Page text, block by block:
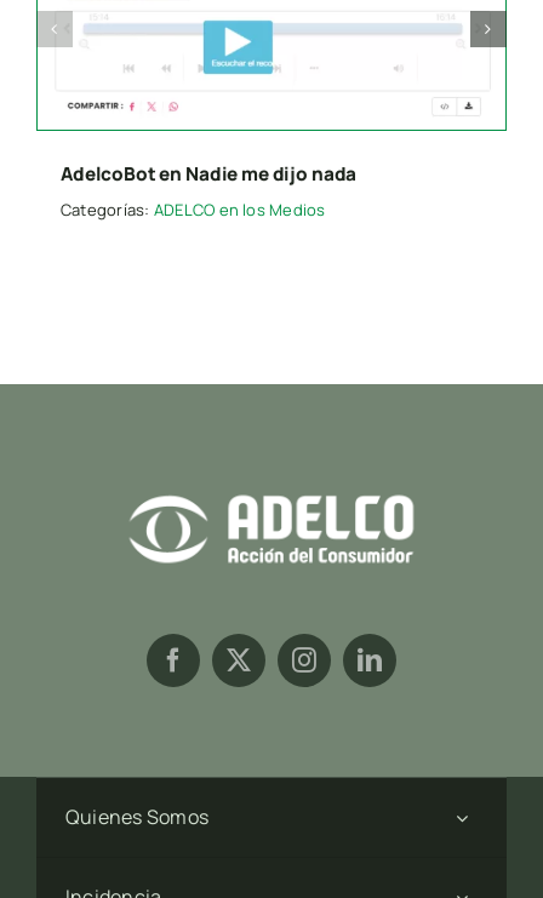
AdelcoBot en Nadie me dijo nada
Categorías: ADELCO en los Medios
Quienes Somos